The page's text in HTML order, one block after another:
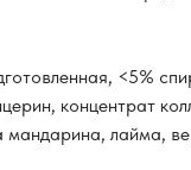
<5%
концентрат
мандарина, лайма,